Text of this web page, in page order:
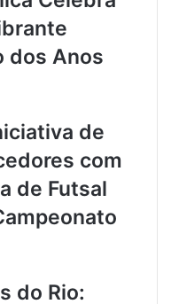
dos Anos
de
com
de Futsal
do Rio: